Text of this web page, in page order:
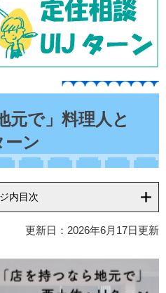
元で」料理人と
ーン
内目次
更新日：2026年6月17日更新